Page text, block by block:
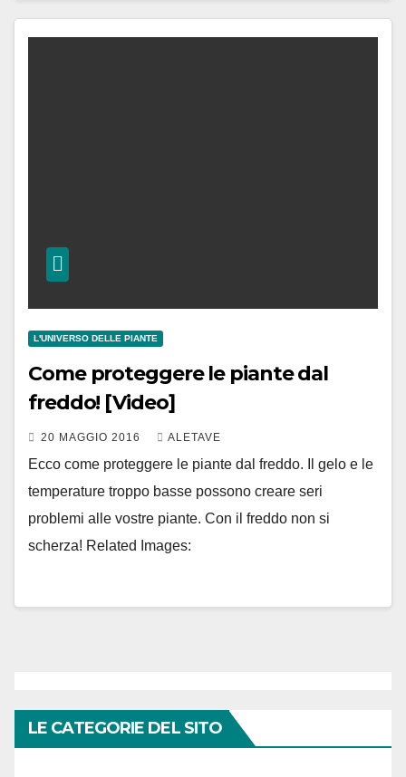
L'UNIVERSO DELLE PIANTE
Come proteggere le piante dal
freddo! [Video]
20 MAGGIO 2016 ALETAVE
Ecco come proteggere le piante dal freddo. Il gelo e le
temperature troppo basse possono creare seri
problemi alle vostre piante. Con il freddo non si
scherza! Related Images:
LE CATEGORIE DEL SITO